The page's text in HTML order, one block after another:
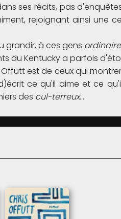
ses récits, pas
rejoignant ainsi une
grandir, à ces gens
du Kentucky a parfois
Offutt est de ceux qui
ce qu'il aime et ce
des cul-terreux...